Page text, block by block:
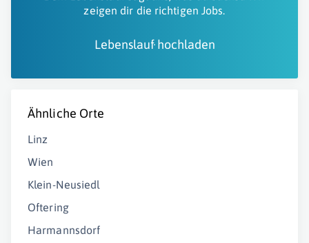
zeigen dir die richtigen Jobs.
Lebenslauf hochladen
Ähnliche Orte
Linz
Wien
Klein-Neusiedl
Oftering
Harmannsdorf